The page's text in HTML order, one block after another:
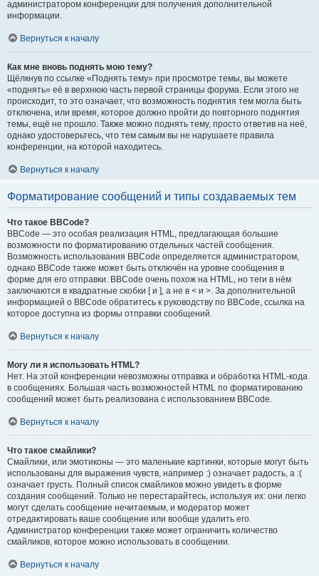
администратором конференции для получения дополнительной
информации.
Вернуться к началу
Как мне вновь поднять мою тему?
Щёлкнув по ссылке «Поднять тему» при просмотре темы, вы можете
«поднять» её в верхнюю часть первой страницы форума. Если этого не
происходит, то это означает, что возможность поднятия тем могла быть
отключена, или время, которое должно пройти до повторного поднятия
темы, ещё не прошло. Также можно поднять тему, просто ответив на неё,
однако удостоверьтесь, что тем самым вы не нарушаете правила
конференции, на которой находитесь.
Вернуться к началу
Форматирование сообщений и типы создаваемых тем
Что такое BBCode?
BBCode — это особая реализация HTML, предлагающая большие
возможности по форматированию отдельных частей сообщения.
Возможность использования BBCode определяется администратором,
однако BBCode также может быть отключён на уровне сообщения в
форме для его отправки. BBCode очень похож на HTML, но теги в нём
заключаются в квадратные скобки [ и ], а не в < и >. За дополнительной
информацией о BBCode обратитесь к руководству по BBCode, ссылка на
которое доступна из формы отправки сообщений.
Вернуться к началу
Могу ли я использовать HTML?
Нет. На этой конференции невозможны отправка и обработка HTML-кода
в сообщениях. Большая часть возможностей HTML по форматированию
сообщений может быть реализована с использованием BBCode.
Вернуться к началу
Что такое смайлики?
Смайлики, или эмотиконы — это маленькие картинки, которые могут быть
использованы для выражения чувств, например :) означает радость, а :(
означает грусть. Полный список смайликов можно увидеть в форме
создания сообщений. Только не перестарайтесь, используя их: они легко
могут сделать сообщение нечитаемым, и модератор может
отредактировать ваше сообщение или вообще удалить его.
Администратор конференции также может ограничить количество
смайликов, которое можно использовать в сообщении.
Вернуться к началу